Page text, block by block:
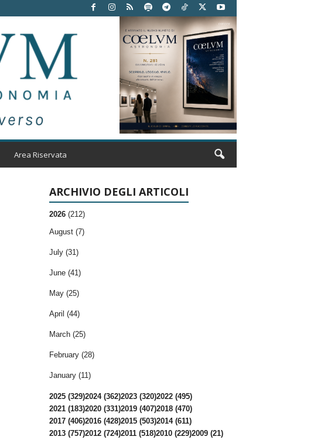
Area Riservata
ARCHIVIO DEGLI ARTICOLI
2026 (212)
August (7)
July (31)
June (41)
May (25)
April (44)
March (25)
February (28)
January (11)
2025 (329)2024 (362)2023 (320)2022 (495)
2021 (183)2020 (331)2019 (407)2018 (470)
2017 (406)2016 (428)2015 (503)2014 (611)
2013 (757)2012 (724)2011 (518)2010 (229)2009 (21)